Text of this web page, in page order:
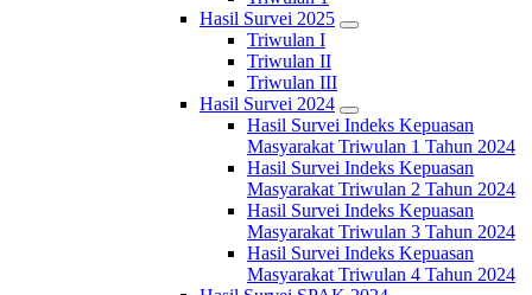
Hasil Survei 2025
Triwulan I
Triwulan II
Triwulan III
Hasil Survei 2024
Hasil Survei Indeks Kepuasan
Masyarakat Triwulan 1 Tahun 2024
Hasil Survei Indeks Kepuasan
Masyarakat Triwulan 2 Tahun 2024
Hasil Survei Indeks Kepuasan
Masyarakat Triwulan 3 Tahun 2024
Hasil Survei Indeks Kepuasan
Masyarakat Triwulan 4 Tahun 2024